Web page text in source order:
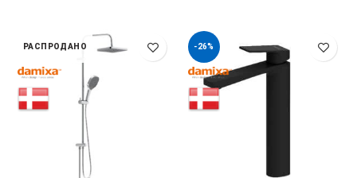
РАСПРОДАНО -26%